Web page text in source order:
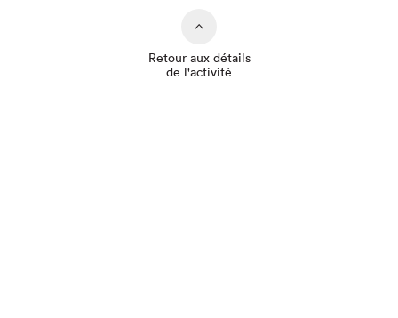
Retour aux détails
de l'activité